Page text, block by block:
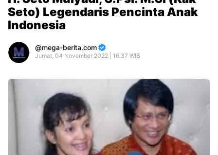
Seto) Legendaris Pencinta Anak
Indonesia
mega-berita.com
Jumat, 04 November 2022 | 16.37 WIB